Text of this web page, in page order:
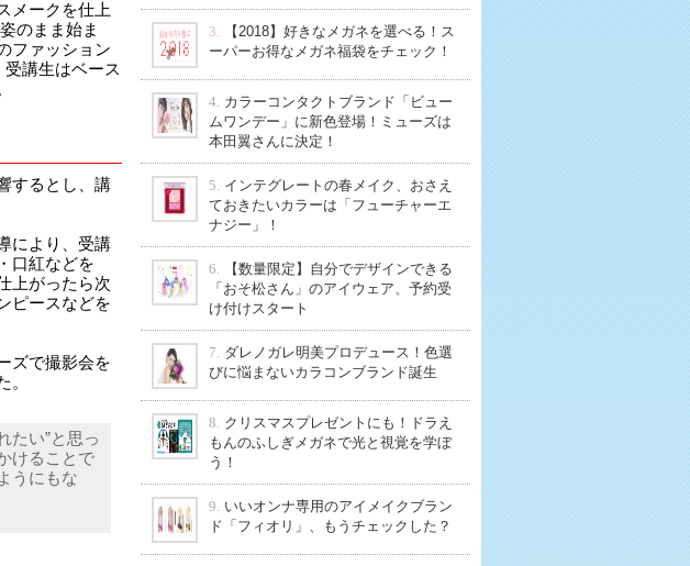
メークを仕上
のまま始ま
ファッション
講生はベース
するとし、講
により、受講
口紅などを
上がったら次
ピースなどを
ズで撮影会を
。
たい”と思っ
けることで
うにもな
3.
【2018】好きなメガネを選べる！ス
ーパーお得なメガネ福袋をチェック！
4. カラーコンタクトブランド「ビュー
ムワンデー」に新色登場！ミューズは
本田翼さんに決定！
5. インテグレートの春メイク、おさえ
ておきたいカラーは「フューチャーエ
ナジー」！
6.
【数量限定】自分でデザインできる
「おそ松さん」のアイウェア、予約受
け付けスタート
7. ダレノガレ明美プロデュース！色選
びに悩まないカラコンブランド誕生
8. クリスマスプレゼントにも！ドラえ
もんのふしぎメガネで光と視覚を学ぼ
う！
9. いいオンナ専用のアイメイクブラン
ド「フィオリ」、もうチェックした？